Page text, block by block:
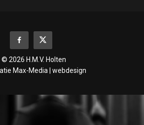
© 2026 H.M.V. Holten
Max-Media | webdesign